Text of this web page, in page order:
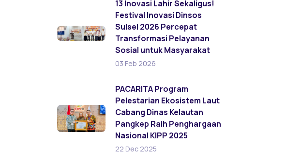
13 Inovasi Lahir Sekaligus!
Festival Inovasi Dinsos
Sulsel 2026 Percepat
Transformasi Pelayanan
Sosial untuk Masyarakat
03 Feb 2026
PACARITA Program
Pelestarian Ekosistem Laut
Cabang Dinas Kelautan
Pangkep Raih Penghargaan
Nasional KIPP 2025
22 Dec 2025